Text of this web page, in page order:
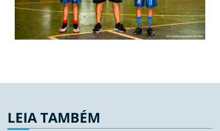
LEIA TAMBÉM